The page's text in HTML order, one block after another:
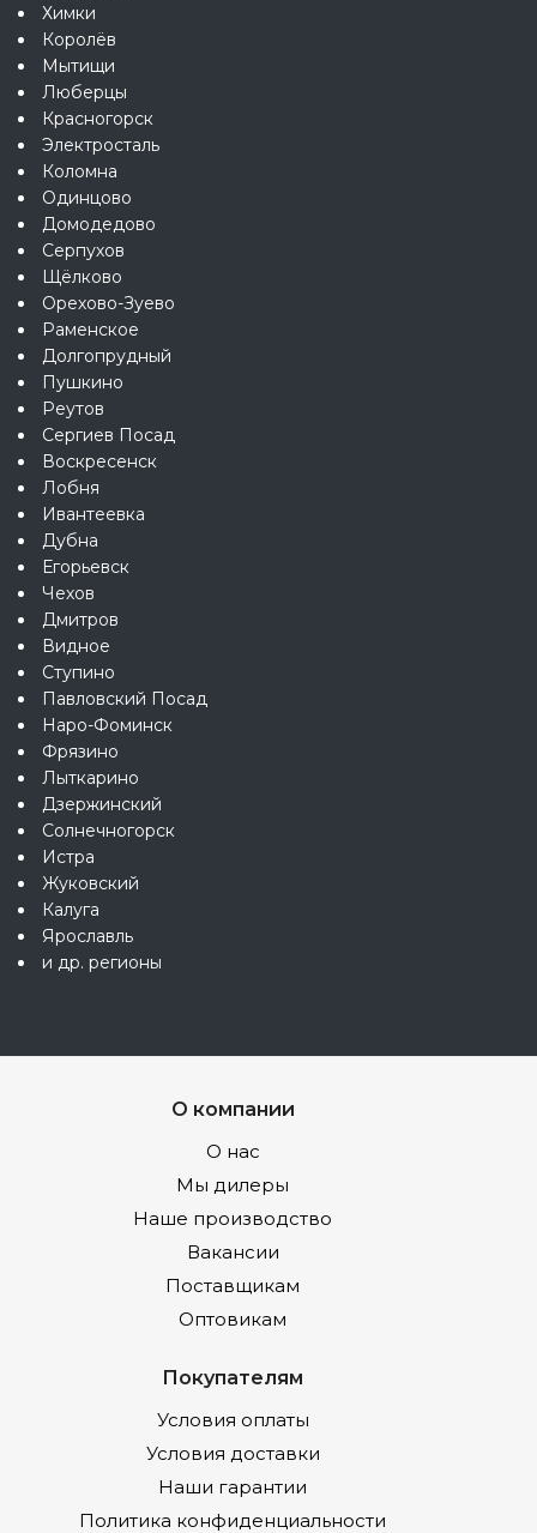
Химки
Королёв
Мытищи
Люберцы
Красногорск
Электросталь
Коломна
Одинцово
Домодедово
Серпухов
Щёлково
Орехово-Зуево
Раменское
Долгопрудный
Пушкино
Реутов
Сергиев Посад
Воскресенск
Лобня
Ивантеевка
Дубна
Егорьевск
Чехов
Дмитров
Видное
Ступино
Павловский Посад
Наро-Фоминск
Фрязино
Лыткарино
Дзержинский
Солнечногорск
Истра
Жуковский
Калуга
Ярославль
и др. регионы
О компании
О нас
Мы дилеры
Наше производство
Вакансии
Поставщикам
Оптовикам
Покупателям
Условия оплаты
Условия доставки
Наши гарантии
Политика конфиденциальности